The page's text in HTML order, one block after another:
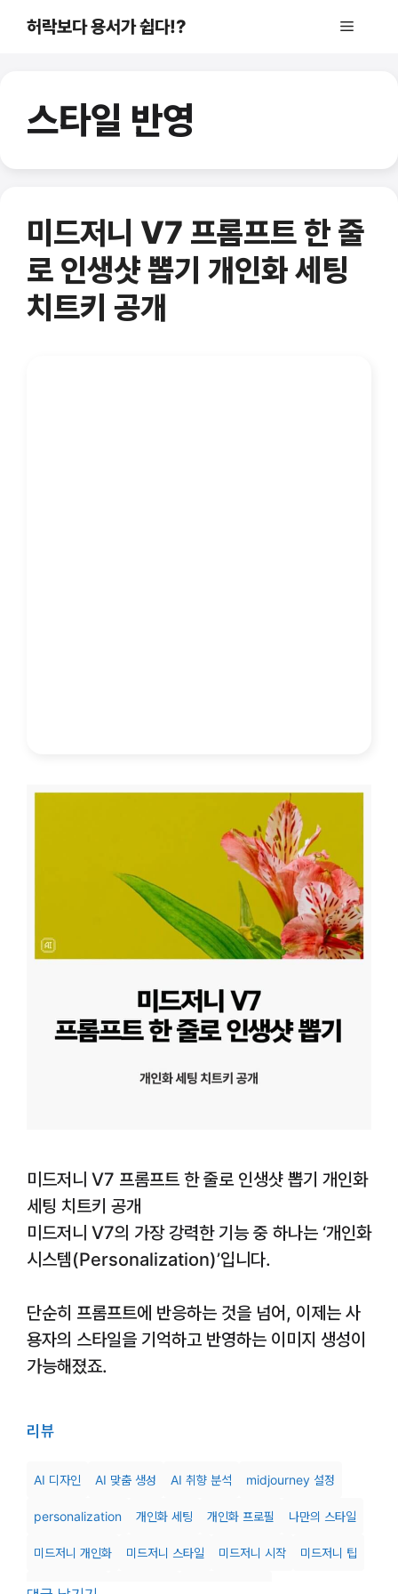
허락보다 용서가 쉽다!? 메
스타일 반영
미드저니 V7 프롬프트 한 줄
로 인생샷 뽑기 개인화 세팅
치트키 공개
미드저니 V7 프롬프트 한 줄로 인생샷 뽑기 개인화
세팅 치트키 공개
미드저니 V7의 가장 강력한 기능 중 하나는 ‘개인화
시스템(Personalization)’입니다.
단순히 프롬프트에 반응하는 것을 넘어, 이제는 사
용자의 스타일을 기억하고 반영하는 이미지 생성이
가능해졌죠.
리뷰
AI 디자인 AI 맞춤 생성 AI 취향 분석 midjourney 설정
personalization 개인화 세팅 개인화 프로필 나만의 스타일
미드저니 개인화 미드저니 스타일 미드저니 시작 미드저니 팁
미드저니 평가